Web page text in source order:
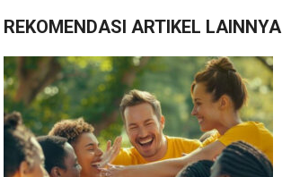
REKOMENDASI ARTIKEL LAINNYA